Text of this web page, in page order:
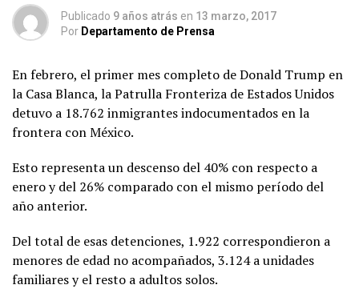
Publicado 9 años atrás en 13 marzo, 2017
Por Departamento de Prensa
En febrero, el primer mes completo de Donald Trump en
la Casa Blanca, la Patrulla Fronteriza de Estados Unidos
detuvo a 18.762 inmigrantes indocumentados en la
frontera con México.
Esto representa un descenso del 40% con respecto a
enero y del 26% comparado con el mismo período del
año anterior.
Del total de esas detenciones, 1.922 correspondieron a
menores de edad no acompañados, 3.124 a unidades
familiares y el resto a adultos solos.